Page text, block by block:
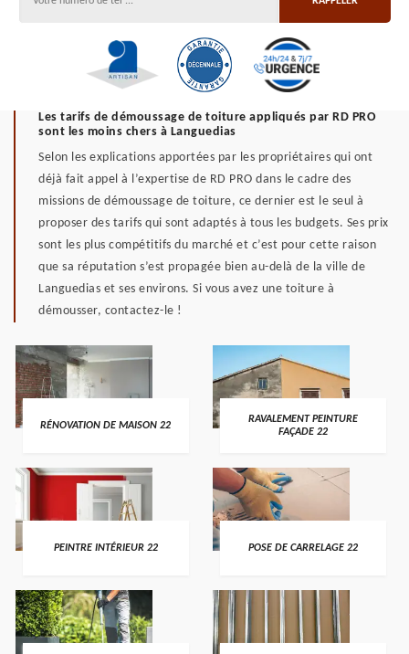
Les tarifs de démoussage de toiture appliqués par RD PRO
sont les moins chers à Languedias
Selon les explications apportées par les propriétaires qui ont
déjà fait appel à l’expertise de RD PRO dans le cadre des
missions de démoussage de toiture, ce dernier est le seul à
proposer des tarifs qui sont adaptés à tous les budgets. Ses prix
sont les plus compétitifs du marché et c’est pour cette raison
que sa réputation s’est propagée bien au-delà de la ville de
Languedias et ses environs. Si vous avez une toiture à
démousser, contactez-le !
RÉNOVATION DE MAISON 22
RAVALEMENT PEINTURE
FAÇADE 22
PEINTRE INTÉRIEUR 22 POSE DE CARRELAGE 22